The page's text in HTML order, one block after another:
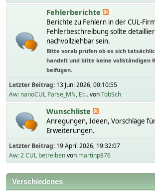
Fehlerberichte
Berichte zu Fehlern in der CUL-
Fehlerbeschreibung sollte
nachvollziehbar sein.
Bitte vorab prüfen ob es sich
handelt und bitte keine vollständigen
beifügen.
Letzter Beitrag: 13 Juni 2026, 00:10:55
Aw: nanoCUL Parse_MN, Er...vonTobSch
Wunschliste
Anregungen, Ideen, Vorschläge
Erweiterungen.
Letzter Beitrag: 19 April 2026, 19:32:07
Aw: 2 CUL betreibenvon martinp876
Verschiedenes